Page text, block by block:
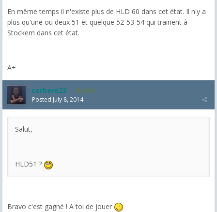
En même temps il n'existe plus de HLD 60 dans cet état. Il n'y a
plus qu'une ou deux 51 et quelque 52-53-54 qui trainent à
Stockem dans cet état.
A+
cerbere22 4,385
Posted July 8, 2014
Salut,
HLD51 ?
Bravo c'est gagné ! A toi de jouer